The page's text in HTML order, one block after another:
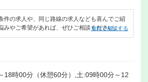
件の求人や、同じ路線の求人なども喜んでご紹
みやご希望があれば、ぜひご相談ください。
無料で相談する
18時00分（休憩60分）,土:09時00分～12